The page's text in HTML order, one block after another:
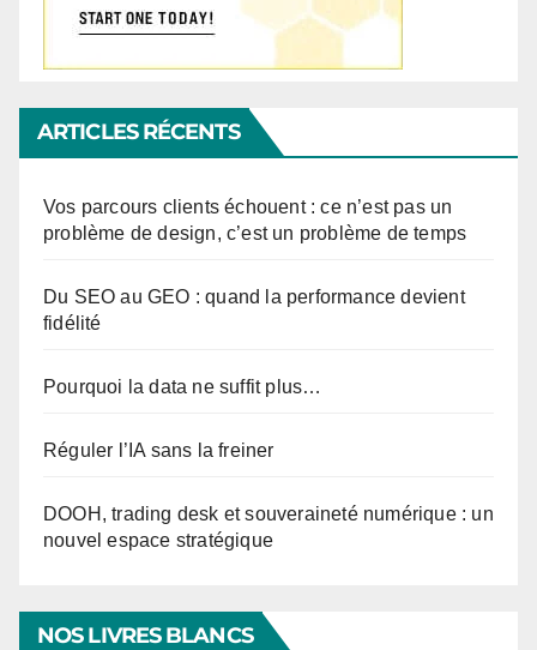
ARTICLES RÉCENTS
Vos parcours clients échouent : ce n’est pas un
problème de design, c’est un problème de temps
Du SEO au GEO : quand la performance devient
fidélité
Pourquoi la data ne suffit plus…
Réguler l’IA sans la freiner
DOOH, trading desk et souveraineté numérique : un
nouvel espace stratégique
NOS LIVRES BLANCS